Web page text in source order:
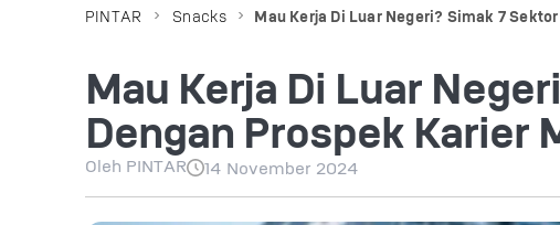
PINTAR Snacks Mau Kerja Di Luar Negeri? Simak 7
Mau Kerja Di Luar
Dengan Prospek Karier
Oleh PINTAR 14 November 2024